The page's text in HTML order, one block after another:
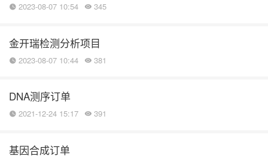
2023-08-07 10:54 345
金开瑞检测分析项目
2023-08-07 10:44 381
DNA测序订单
2021-12-24 15:17 391
基因合成订单